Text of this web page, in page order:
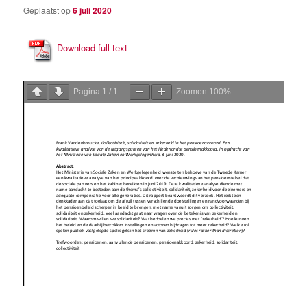
Geplaatst op6 juli 2020
Download full text
Pagina 1 / 1 Zoomen 100%